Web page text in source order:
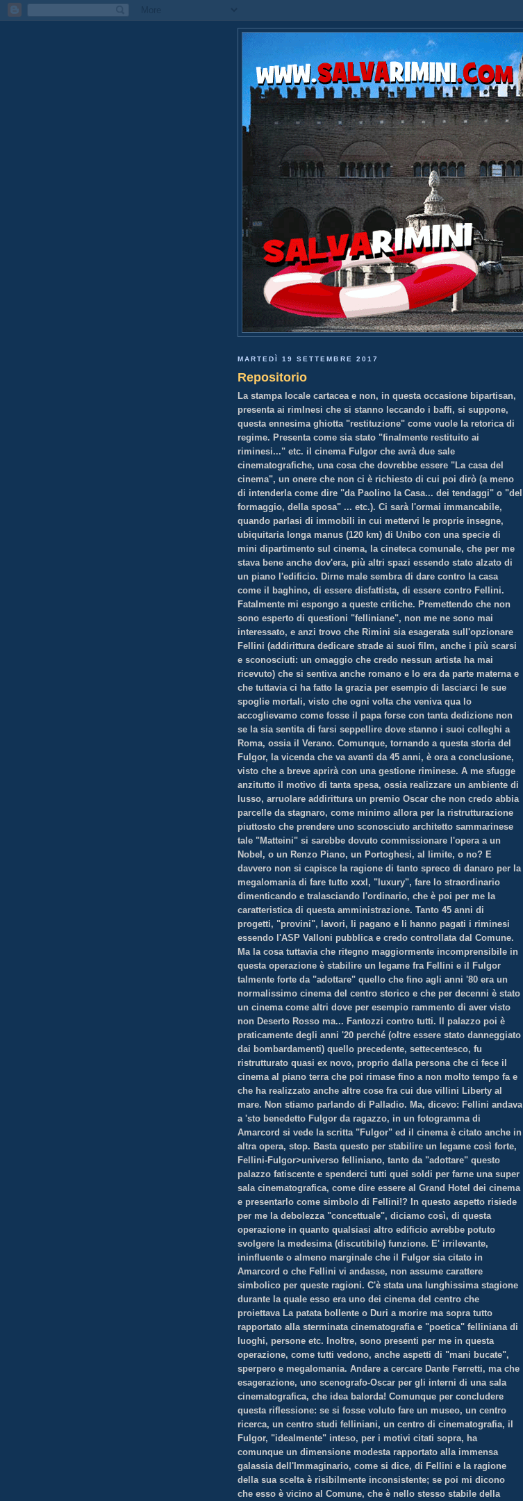
MARTEDÌ 19 SETTEMBRE 2017
Repositorio
La stampa locale cartacea e non, in questa occasione bipartisan,
presenta ai rimInesi che si stanno leccando i baffi, si suppone,
questa ennesima ghiotta "restituzione" come vuole la retorica di
regime. Presenta come sia stato "finalmente restituito ai
riminesi..." etc. il cinema Fulgor che avrà due sale
cinematografiche, una cosa che dovrebbe essere "La casa del
cinema", un onere che non ci è richiesto di cui poi dirò (a meno
di intenderla come dire "da Paolino la Casa... dei tendaggi" o "del
formaggio, della sposa" ... etc.). Ci sarà l'ormai immancabile,
quando parlasi di immobili in cui mettervi le proprie insegne,
ubiquitaria longa manus (120 km) di Unibo con una specie di
mini dipartimento sul cinema, la cineteca comunale, che per me
stava bene anche dov'era, più altri spazi essendo stato alzato di
un piano l'edificio. Dirne male sembra di dare contro la casa
come il baghino, di essere disfattista, di essere contro Fellini.
Fatalmente mi espongo a queste critiche. Premettendo che non
sono esperto di questioni "felliniane", non me ne sono mai
interessato, e anzi trovo che Rimini sia esagerata sull'opzionare
Fellini (addirittura dedicare strade ai suoi film, anche i più scarsi
e sconosciuti: un omaggio che credo nessun artista ha mai
ricevuto) che si sentiva anche romano e lo era da parte materna e
che tuttavia ci ha fatto la grazia per esempio di lasciarci le sue
spoglie mortali, visto che ogni volta che veniva qua lo
accoglievamo come fosse il papa forse con tanta dedizione non
se la sia sentita di farsi seppellire dove stanno i suoi colleghi a
Roma, ossia il Verano. Comunque, tornando a questa storia del
Fulgor, la vicenda che va avanti da 45 anni, è ora a conclusione,
visto che a breve aprirà con una gestione riminese. A me sfugge
anzitutto il motivo di tanta spesa, ossia realizzare un ambiente di
lusso, arruolare addirittura un premio Oscar che non credo abbia
parcelle da stagnaro, come minimo allora per la ristrutturazione
piuttosto che prendere uno sconosciuto architetto sammarinese
tale "Matteini" si sarebbe dovuto commissionare l'opera a un
Nobel, o un Renzo Piano, un Portoghesi, al limite, o no? E
davvero non si capisce la ragione di tanto spreco di danaro per la
megalomania di fare tutto xxxl, "luxury", fare lo straordinario
dimenticando e tralasciando l'ordinario, che è poi per me la
caratteristica di questa amministrazione. Tanto 45 anni di
progetti, "provini", lavori, li pagano e li hanno pagati i riminesi
essendo l'ASP Valloni pubblica e credo controllata dal Comune.
Ma la cosa tuttavia che ritegno maggiormente incomprensibile in
questa operazione è stabilire un legame fra Fellini e il Fulgor
talmente forte da "adottare" quello che fino agli anni '80 era un
normalissimo cinema del centro storico e che per decenni è stato
un cinema come altri dove per esempio rammento di aver visto
non Deserto Rosso ma... Fantozzi contro tutti. Il palazzo poi è
praticamente degli anni '20 perché (oltre essere stato danneggiato
dai bombardamenti) quello precedente, settecentesco, fu
ristrutturato quasi ex novo, proprio dalla persona che ci fece il
cinema al piano terra che poi rimase fino a non molto tempo fa e
che ha realizzato anche altre cose fra cui due villini Liberty al
mare. Non stiamo parlando di Palladio. Ma, dicevo: Fellini andava
a 'sto benedetto Fulgor da ragazzo, in un fotogramma di
Amarcord si vede la scritta "Fulgor" ed il cinema è citato anche in
altra opera, stop. Basta questo per stabilire un legame così forte,
Fellini-Fulgor>universo felliniano, tanto da "adottare" questo
palazzo fatiscente e spenderci tutti quei soldi per farne una super
sala cinematografica, come dire essere al Grand Hotel dei cinema
e presentarlo come simbolo di Fellini!? In questo aspetto risiede
per me la debolezza "concettuale", diciamo così, di questa
operazione in quanto qualsiasi altro edificio avrebbe potuto
svolgere la medesima (discutibile) funzione. E' irrilevante,
ininfluente o almeno marginale che il Fulgor sia citato in
Amarcord o che Fellini vi andasse, non assume carattere
simbolico per queste ragioni. C'è stata una lunghissima stagione
durante la quale esso era uno dei cinema del centro che
proiettava La patata bollente o Duri a morire ma sopra tutto
rapportato alla sterminata cinematografia e "poetica" felliniana di
luoghi, persone etc. Inoltre, sono presenti per me in questa
operazione, come tutti vedono, anche aspetti di "mani bucate",
sperpero e megalomania. Andare a cercare Dante Ferretti, ma che
esagerazione, uno scenografo-Oscar per gli interni di una sala
cinematografica, che idea balorda! Comunque per concludere
questa riflessione: se si fosse voluto fare un museo, un centro
ricerca, un centro studi felliniani, un centro di cinematografia, il
Fulgor, "idealmente" inteso, per i motivi citati sopra, ha
comunque un dimensione modesta rapportato alla immensa
galassia dell'Immaginario, come si dice, di Fellini e la ragione
della sua scelta è risibilmente inconsistente; se poi mi dicono
che esso è vicino al Comune, che è nello stesso stabile della